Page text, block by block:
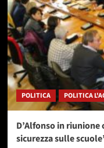
a
Chieti
POLITICA POLITICA
D’Alfonso in
sicurezza sulle